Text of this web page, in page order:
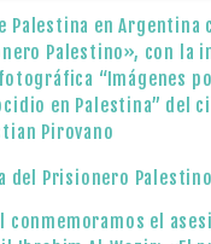
Palestina en Argentina
Palestino», con la
“Imágenes
en Palestina” del
Pirovano
del Prisionero Palestino
conmemoramos el